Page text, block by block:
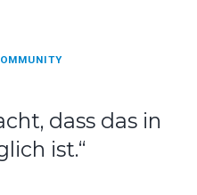
dass das in
ist.“